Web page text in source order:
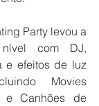
Party levou a
com DJ,
e efeitos de luz
Movies
e Canhões de